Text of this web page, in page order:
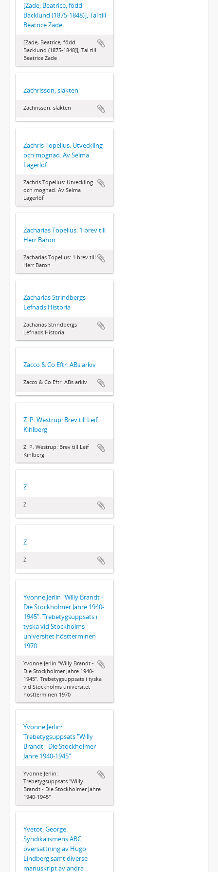
[Zade, Beatrice, född
Backlund (1875-1848)], Tal till
Beatrice Zade
[Zade, Beatrice, född
Backlund (1875-1848)], Tal till
Beatrice Zade
Zachrisson, släkten
Zachrisson, släkten
Zachris Topelius: Utveckling
och mognad. Av Selma
Lagerlöf
Zachris Topelius: Utveckling
och mognad. Av Selma
Lagerlöf
Zacharias Topelius: 1 brev till
Herr Baron
Zacharias Topelius: 1 brev till
Herr Baron
Zacharias Strindbergs
Lefnads Historia
Zacharias Strindbergs
Lefnads Historia
Zacco & Co Eftr. ABs arkiv
Zacco & Co Eftr. ABs arkiv
Z. P. Westrup: Brev till Leif
Kihlberg
Z. P. Westrup: Brev till Leif
Kihlberg
Z
Z
Z
Z
Yvonne Jerlin "Willy Brandt -
Die Stockholmer Jahre 1940-
1945". Trebetygsuppsats i
tyska vid Stockholms
universitet höstterminen
1970
Yvonne Jerlin "Willy Brandt -
Die Stockholmer Jahre 1940-
1945". Trebetygsuppsats i tyska
vid Stockholms universitet
höstterminen 1970
Yvonne Jerlin:
Trebetygsuppsats "Willy
Brandt - Die Stockholmer
Jahre 1940-1945"
Yvonne Jerlin:
Trebetygsuppsats "Willy
Brandt - Die Stockholmer Jahre
1940-1945"
Yvetot, George:
Syndikalismens ABC,
översättning av Hugo
Lindberg samt diverse
manuskript av andra